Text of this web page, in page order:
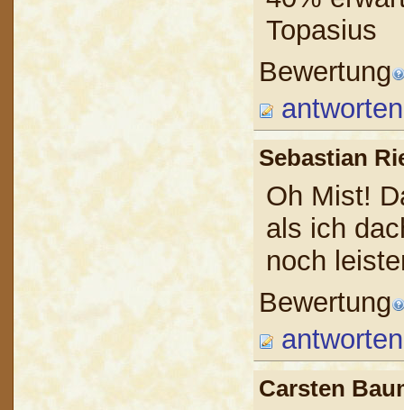
Topasius
Bewertung
antworten
Sebastian
Oh Mist!
als ich
noch
Bewertung
antworten
Carsten